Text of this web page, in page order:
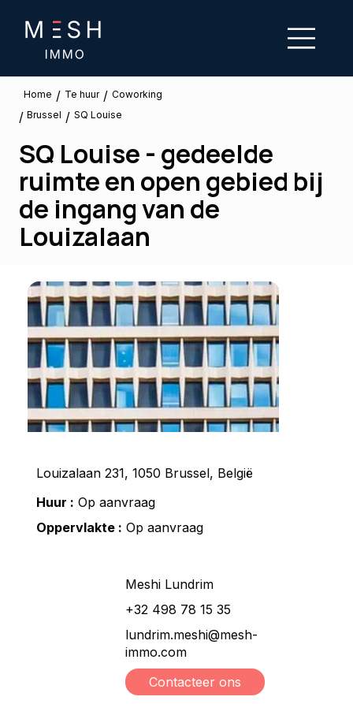
Home / Te huur / Coworking
/ Brussel / SQ Louise
SQ Louise - gedeelde
ruimte en open gebied bij
de ingang van de
Louizalaan
Louizalaan 231, 1050 Brussel, België
Huur : Op aanvraag
Oppervlakte : Op aanvraag
Meshi Lundrim
+32 498 78 15 35
lundrim.meshi@mesh-
immo.com
Contacteer ons